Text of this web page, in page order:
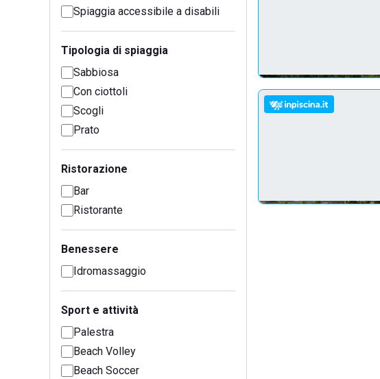
Spiaggia accessibile a disabili
Tipologia di spiaggia
Sabbiosa
Con ciottoli
Scogli
Prato
Ristorazione
Bar
Ristorante
Benessere
Idromassaggio
Sport e attività
Palestra
Beach Volley
Beach Soccer